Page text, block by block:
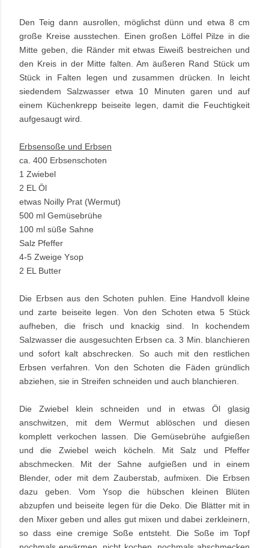
Den Teig dann ausrollen, möglichst dünn und etwa 8 cm
große Kreise ausstechen. Einen großen Löffel Pilze in die
Mitte geben, die Ränder mit etwas Eiweiß bestreichen und
den Kreis in der Mitte falten. Am äußeren Rand Stück um
Stück in Falten legen und zusammen drücken. In leicht
siedendem Salzwasser etwa 10 Minuten garen und auf
einem Küchenkrepp beiseite legen, damit die Feuchtigkeit
aufgesaugt wird.
Erbsensoße und Erbsen
ca. 400 Erbsenschoten
1 Zwiebel
2 EL Öl
etwas Noilly Prat (Wermut)
500 ml Gemüsebrühe
100 ml süße Sahne
Salz Pfeffer
4-5 Zweige Ysop
2 EL Butter
Die Erbsen aus den Schoten puhlen. Eine Handvoll kleine
und zarte beiseite legen. Von den Schoten etwa 5 Stück
aufheben, die frisch und knackig sind. In kochendem
Salzwasser die ausgesuchten Erbsen ca. 3 Min. blanchieren
und sofort kalt abschrecken. So auch mit den restlichen
Erbsen verfahren. Von den Schoten die Fäden gründlich
abziehen, sie in Streifen schneiden und auch blanchieren.
Die Zwiebel klein schneiden und in etwas Öl glasig
anschwitzen, mit dem Wermut ablöschen und diesen
komplett verkochen lassen. Die Gemüsebrühe aufgießen
und die Zwiebel weich köcheln. Mit Salz und Pfeffer
abschmecken. Mit der Sahne aufgießen und in einem
Blender, oder mit dem Zauberstab, aufmixen. Die Erbsen
dazu geben. Vom Ysop die hübschen kleinen Blüten
abzupfen und beiseite legen für die Deko. Die Blätter mit in
den Mixer geben und alles gut mixen und dabei zerkleinern,
so dass eine cremige Soße entsteht. Die Soße im Topf